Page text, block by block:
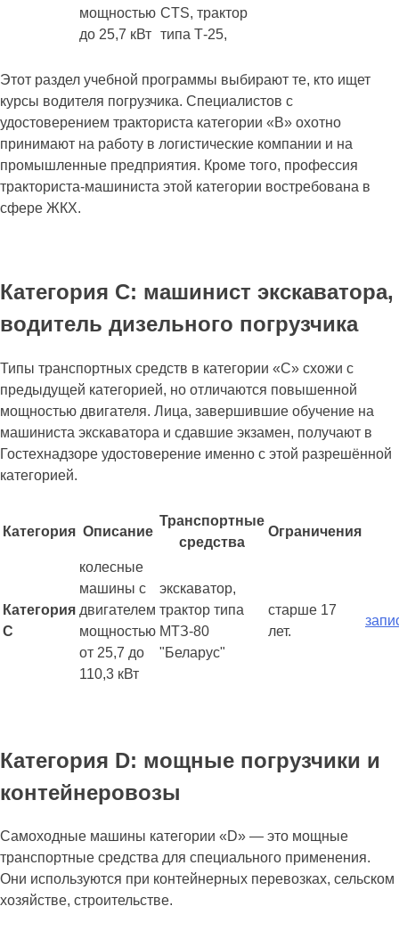
мощностью
до 25,7 кВт
CTS, трактор
типа Т-25,
Этот раздел учебной программы выбирают те, кто ищет
курсы водителя погрузчика. Специалистов с
удостоверением тракториста категории «В» охотно
принимают на работу в логистические компании и на
промышленные предприятия. Кроме того, профессия
тракториста-машиниста этой категории востребована в
сфере ЖКХ.
Категория С: машинист экскаватора,
водитель дизельного погрузчика
Типы транспортных средств в категории «С» схожи с
предыдущей категорией, но отличаются повышенной
мощностью двигателя. Лица, завершившие обучение на
машиниста экскаватора и сдавшие экзамен, получают в
Гостехнадзоре удостоверение именно с этой разрешённой
категорией.
Категория Описание
Транспортные
средства
Ограничения
Категория
С
колесные
машины с
двигателем
мощностью
от 25,7 до
110,3 кВт
экскаватор,
трактор типа
МТЗ-80
"Беларус"
старше 17
лет.
Категория D: мощные погрузчики и
контейнеровозы
Самоходные машины категории «D» — это мощные
транспортные средства для специального применения.
Они используются при контейнерных перевозках, сельском
хозяйстве, строительстве.